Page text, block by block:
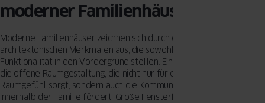
moderner Familienhäuser
Moderne Familienhäuser zeichnen sich durch eine Vielzahl von
architektonischen Merkmalen aus, die sowohl Ästhetik als auch
Funktionalität in den Vordergrund stellen. Ein zentrales Element ist
die offene Raumgestaltung, die nicht nur für ein großzügiges
Raumgefühl sorgt, sondern auch die Kommunikation und Interaktion
innerhalb der Familie fördert. Große Fensterfronten lassen viel